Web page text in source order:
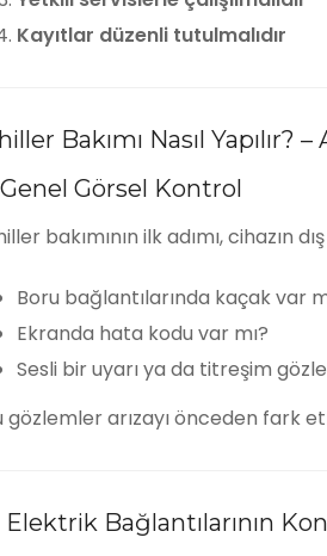
Kayıtlar düzenli tutulmalıdır
Bakımı Nasıl Yapılır?
Genel Görsel Kontrol
bakımının ilk adımı, cihazın
Boru bağlantılarında kaçak var
Ekranda hata kodu var mı?
Sesli bir uyarı ya da titreşim
gözlemler arızayı önceden fark
Elektrik Bağlantılarının